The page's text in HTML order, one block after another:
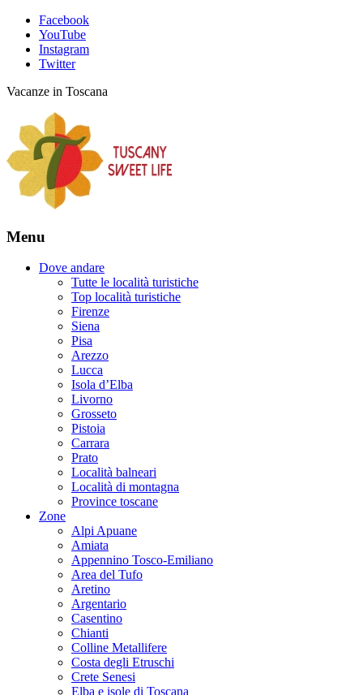
Facebook
YouTube
Instagram
Twitter
Vacanze in Toscana
Menu
Dove andare
Tutte le località turistiche
Top località turistiche
Firenze
Siena
Pisa
Arezzo
Lucca
Isola d’Elba
Livorno
Grosseto
Pistoia
Carrara
Prato
Località balneari
Località di montagna
Province toscane
Zone
Alpi Apuane
Amiata
Appennino Tosco-Emiliano
Area del Tufo
Aretino
Argentario
Casentino
Chianti
Colline Metallifere
Costa degli Etruschi
Crete Senesi
Elba e isole di Toscana